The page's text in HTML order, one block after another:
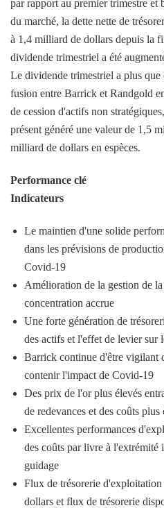
par rapport au premier trimestre et
du marché, la dette nette de
à 1,4 milliard de dollars depuis la
dividende trimestriel a été
Le dividende trimestriel a plus
fusion entre Barrick et Randgold
de cession d'actifs non
présent généré une valeur de 1,5
milliard de dollars en espèces.
Performance clé
Indicateurs
Le maintien d'une solide
dans les prévisions de
Covid-19
Amélioration de la gestion de
concentration accrue
Une forte génération de
des actifs et l'effet de levier sur
Barrick continue d'être vigilant
contenir l'impact de Covid-19
Des prix de l'or plus élevés
de redevances et des coûts plus
Excellentes performances
des coûts par livre à l'extrémité
guidage
Flux de trésorerie
dollars et flux de trésorerie